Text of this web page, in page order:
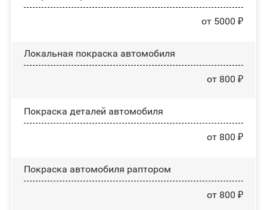
от 5000 ₽
Локальная покраска автомобиля
от 800 ₽
Покраска деталей автомобиля
от 800 ₽
Покраска автомобиля раптором
от 800 ₽